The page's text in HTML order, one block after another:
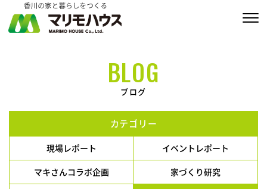
私たちの家づくり
商品ラインナップ
施工実績
BLOG
ブログ
カテゴリー
現場レポート
イベントレポート
マキさんコラボ企画
家づくり研究